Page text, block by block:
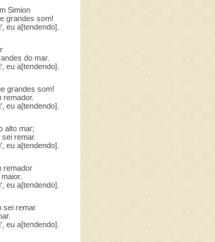
Simion
grandes som!
a[tendendo].
do mar.
a[tendendo].
grandes som!
remador.
a[tendendo].
alto mar;
remar.
a[tendendo].
remador
a[tendendo].
sei remar
a[tendendo].